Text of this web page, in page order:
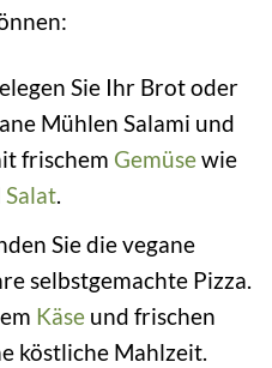
Sie Ihr Brot oder
Mühlen Salami und
frischem Gemüsewie
Salat.
Sie die vegane
selbstgemachte Pizza.
Käseund frischen
köstliche Mahlzeit.